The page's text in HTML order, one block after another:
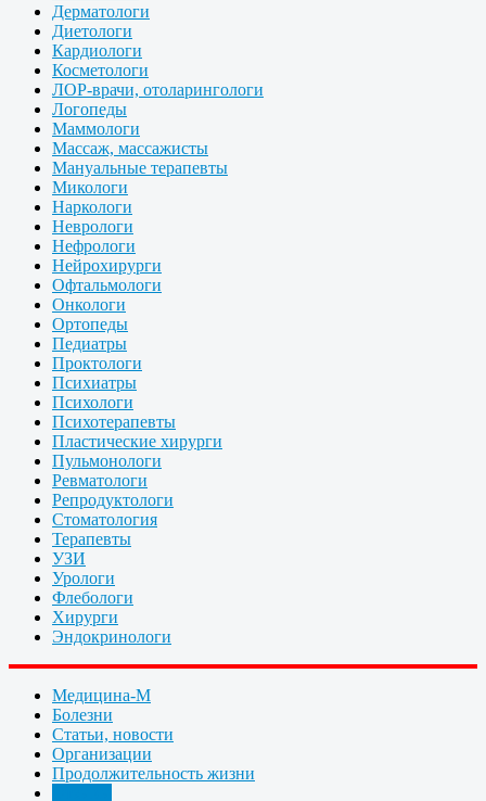
Дерматологи
Диетологи
Кардиологи
Косметологи
ЛОР-врачи, отоларингологи
Логопеды
Маммологи
Массаж, массажисты
Мануальные терапевты
Микологи
Наркологи
Неврологи
Нефрологи
Нейрохирурги
Офтальмологи
Онкологи
Ортопеды
Педиатры
Проктологи
Психиатры
Психологи
Психотерапевты
Пластические хирурги
Пульмонологи
Ревматологи
Репродуктологи
Стоматология
Терапевты
УЗИ
Урологи
Флебологи
Хирурги
Эндокринологи
Медицина-М
Болезни
Статьи, новости
Организации
Продолжительность жизни